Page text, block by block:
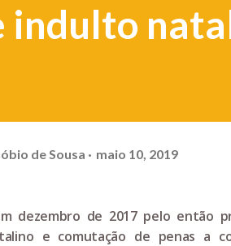
indulto
de Sousa maio 10, 2019
dezembro de 2017 pelo então
e comutação de penas a